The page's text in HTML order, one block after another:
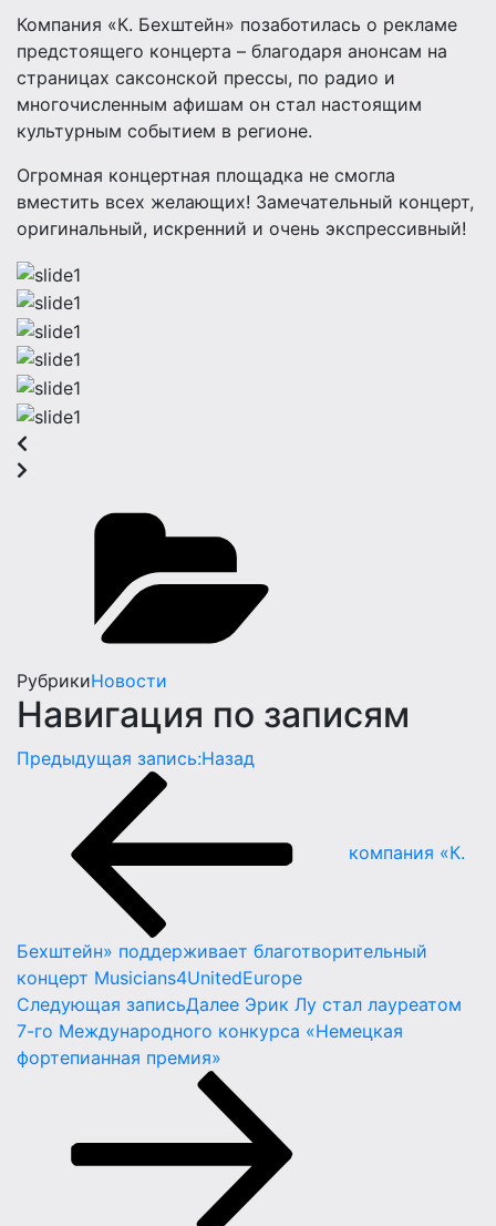
Компания «К. Бехштейн» позаботилась о рекламе
предстоящего концерта – благодаря анонсам на
страницах саксонской прессы, по радио и
многочисленным афишам он стал настоящим
культурным событием в регионе.
Огромная концертная площадка не смогла
вместить всех желающих! Замечательный концерт,
оригинальный, искренний и очень экспрессивный!
РубрикиНовости
Навигация по записям
Предыдущая запись:Назад
компания «К.
Бехштейн» поддерживает благотворительный
концерт Musicians4UnitedEurope
Следующая записьДалее Эрик Лу стал лауреатом
7-го Международного конкурса «Немецкая
фортепианная премия»